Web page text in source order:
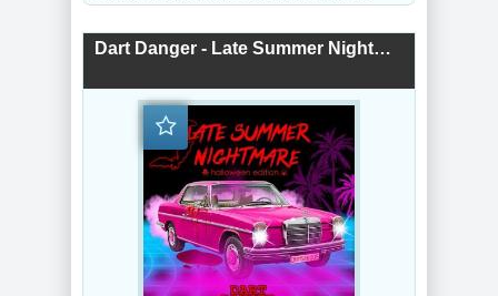
Dart Danger - Late Summer Nightmare (2019) торрент